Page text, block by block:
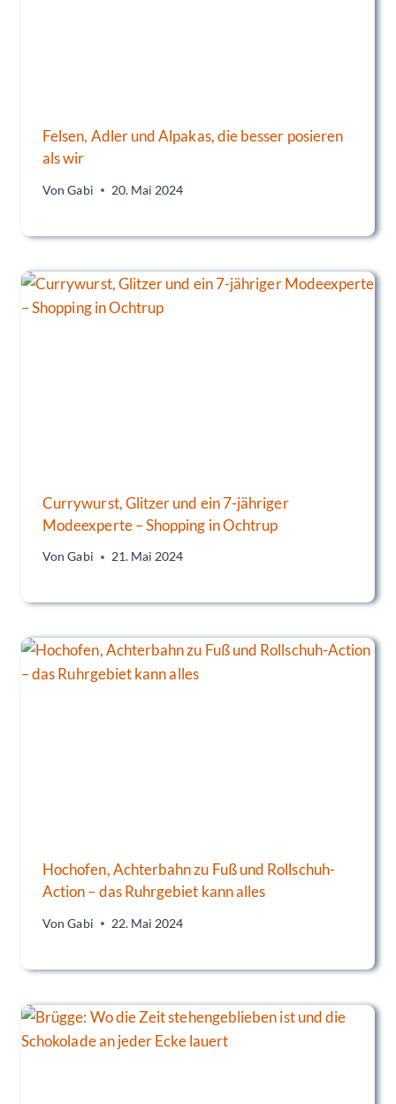
Felsen, Adler und Alpakas, die besser posieren
als wir
Von Gabi 20. Mai 2024
Currywurst, Glitzer und ein 7-jähriger
Modeexperte – Shopping in Ochtrup
Von Gabi 21. Mai 2024
Hochofen, Achterbahn zu Fuß und Rollschuh-
Action – das Ruhrgebiet kann alles
Von Gabi 22. Mai 2024